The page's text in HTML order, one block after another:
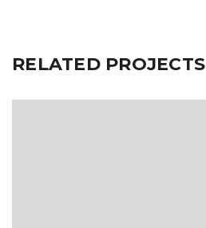
RELATED PROJECTS